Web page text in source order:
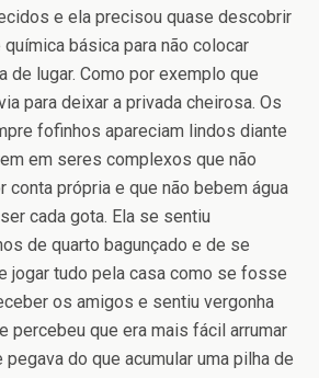
e ela precisou quase descobrir
básica para não colocar
de lugar. Como por exemplo que
para deixar a privada cheirosa. Os
fofinhos apareciam lindos diante
em seres complexos que não
conta própria e que não bebem água
cada gota. Ela se sentiu
de quarto bagunçado e de se
jogar tudo pela casa como se fosse
os amigos e sentiu vergonha
percebeu que era mais fácil arrumar
do que acumular uma pilha de